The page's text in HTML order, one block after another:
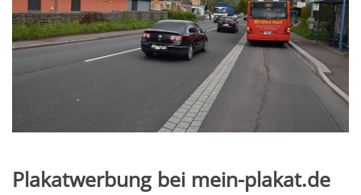
Plakatwerbung bei mein-plakat.de